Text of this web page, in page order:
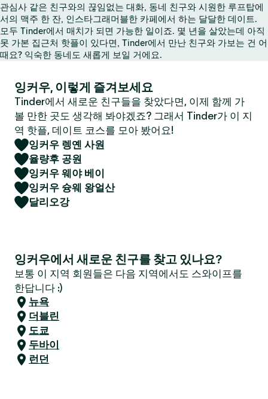
관심사 같은 친구와의 끊임없는 대화, 동네 친구와 시원한 루프탑에
서의 맥주 한 잔, 인스타그래머블한 카페에서 하는 달달한 데이트.
모두 Tinder에서 매치가 되면 가능한 일이죠. 몇 년을 살았는데 아직
못 가본 집근처 핫플이 있다면, Tinder에서 만난 친구와 가보는 건 어
때요? 익숙한 동네도 새롭게 보일 거에요.
잉커우, 이렇게 즐겨보세요
Tinder에서 새로운 친구들을 찾았다면, 이제 함께 가
볼 만한 곳도 생각해 봐야겠죠? 그래서 Tinder가 이 지
역 핫플, 데이트 코스를 모아 봤어요!
잉커우 렝옌 사원
율량후 공원
잉커우 웨야 베이
잉커우 슝웨 왕얼산
달리오강
잉커우에서 새로운 친구를 찾고 있나요?
보통 이 지역 회원들은 다음 지역에서도 스와이프를
한답니다 :)
뉴욕
더블린
도쿄
두바이
런던